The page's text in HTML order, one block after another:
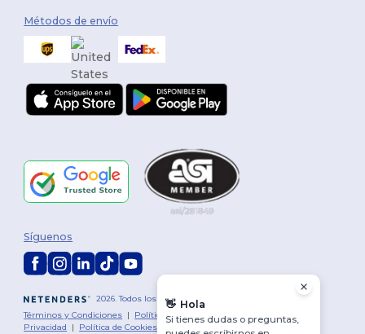
Métodos de envío
2026. Todos los derechos reservados
Términos y Condiciones | Política de personalización
Política de
Privacidad | Política de Cookies
Síguenos
👋 Hola
Si tienes dudas o preguntas,